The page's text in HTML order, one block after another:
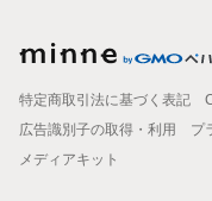
特定商取引法に基づく表記
広告識別子の取得・利用
プ
メディアキット